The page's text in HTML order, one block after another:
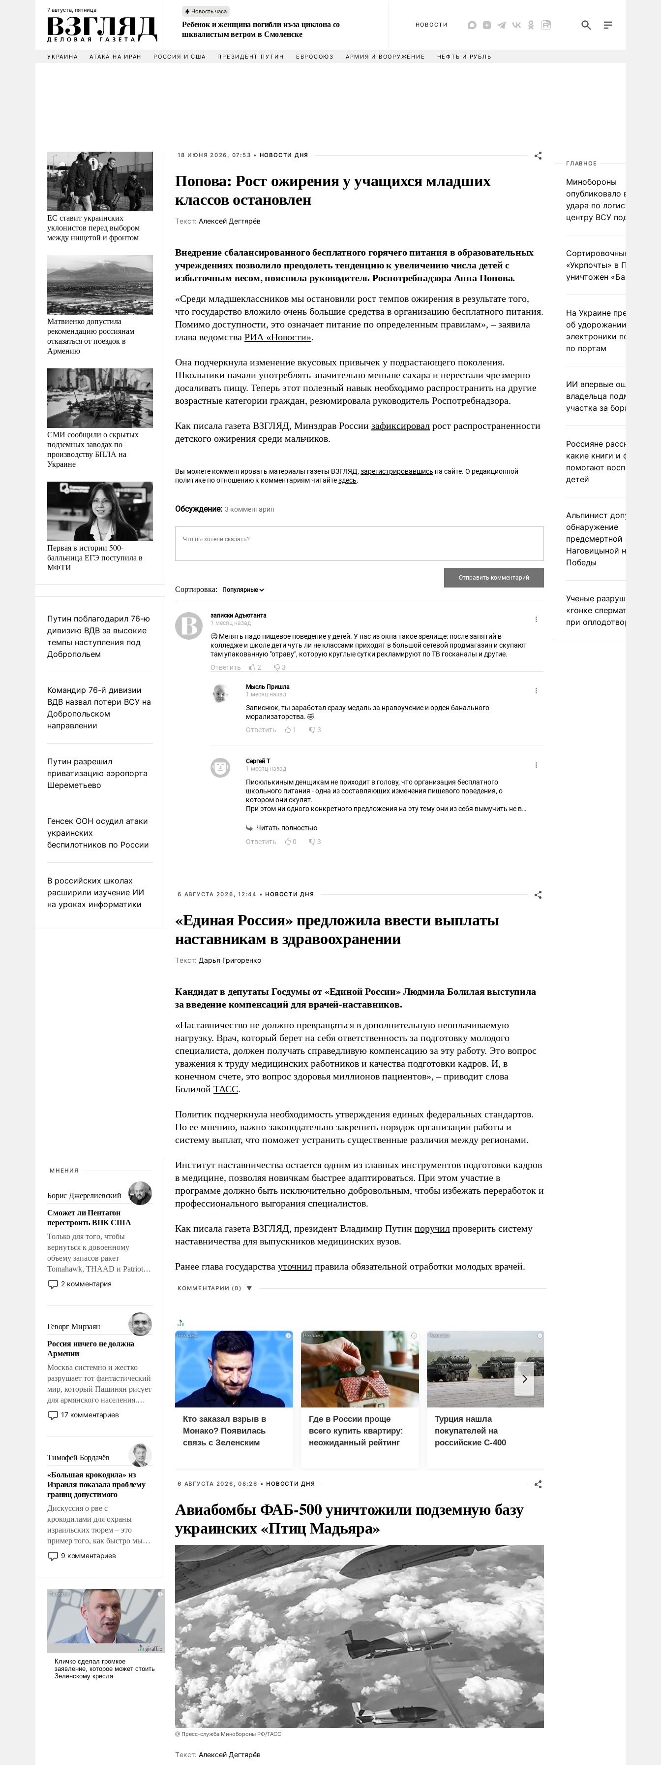
7 августа, пятница Новость часа
Ребенок и женщина погибли из-за циклона со
шквалистым ветром в Смоленске
НОВОСТИ
УКРАИНА АТАКА НА ИРАН РОССИЯ И США ПРЕЗИДЕНТ ПУТИН ЕВРОСОЮЗ АРМИЯ И ВООРУЖЕНИЕ НЕФТЬ И РУБЛЬ
ЕС ставит украинских
уклонистов перед выбором
между нищетой и фронтом
Матвиенко допустила
рекомендацию россиянам
отказаться от поездок в
Армению
СМИ сообщили о скрытых
подземных заводах по
производству БПЛА на
Украине
Первая в истории 500-
балльница ЕГЭ поступила в
МФТИ
Путин поблагодарил 76-ю
дивизию ВДВ за высокие
темпы наступления под
Добропольем
Командир 76-й дивизии
ВДВ назвал потери ВСУ на
Добропольском
направлении
Путин разрешил
приватизацию аэропорта
Шереметьево
Генсек ООН осудил атаки
украинских
беспилотников по России
В российских школах
расширили изучение ИИ
на уроках информатики
МНЕНИЯ
Борис Джерелиевский
Сможет ли Пентагон
перестроить ВПК США
Только для того, чтобы
вернуться к довоенному
объему запасов ракет
Tomahawk, THAAD и Patriot
США потребуется более трех
лет. Даже небольшая война с
Сложившаяся ситуация
означает многолетний период
уязвимости США, например,
перед Китаем.
2 комментария
Геворг Мирзаян
Россия ничего не должна
Армении
Москва системно и жестко
разрушает тот фантастический
мир, который Пашинян рисует
для армянского населения.
Мир, где политические
прожекты будут безусловно
налогоплательщиков и где
Еревану за свои поступки не
нужно отвечать.
17 комментариев
Тимофей Бордачёв
«Большая крокодила» из
Израиля показала проблему
границ допустимого
Дискуссия о рве с
крокодилами для охраны
израильских тюрем – это
пример того, как быстро мы
двигаемся по пути
революционных изменений.
псевдонаучной фантастики,
стало всерьез обсуждаемой
идеей.
9 комментариев
18 ИЮНЯ 2026, 07:53 • НОВОСТИ ДНЯ
Попова: Рост ожирения у учащихся младших
классов остановлен
Tекст: Алексей Дегтярёв
Внедрение сбалансированного бесплатного горячего питания в образовательных
учреждениях позволило преодолеть тенденцию к увеличению числа детей с
избыточным весом, пояснила руководитель Роспотребнадзора Анна Попова.
«Среди младшеклассников мы остановили рост темпов ожирения в результате того,
что государство вложило очень большие средства в организацию бесплатного питания.
Помимо доступности, это означает питание по определенным правилам», – заявила
глава ведомства РИА «Новости».
Она подчеркнула изменение вкусовых привычек у подрастающего поколения.
Школьники начали употреблять значительно меньше сахара и перестали чрезмерно
досаливать пищу. Теперь этот полезный навык необходимо распространить на другие
возрастные категории граждан, резюмировала руководитель Роспотребнадзора.
Как писала газета ВЗГЛЯД, Минздрав России зафиксировал рост распространенности
детского ожирения среди мальчиков.
Вы можете комментировать материалы газеты ВЗГЛЯД, зарегистрировавшись на сайте. О редакционной
политике по отношению к комментариям читайтездесь.
Обсуждение: 3 комментария
Сортировка:
записки Адъютанта
1 месяц назад
🧐 Менять надо пищевое поведение у детей. У нас из окна такое зрелище: после занятий в
колледже и школе дети чуть ли не классами приходят в большой сетевой продмагазин и скупают
там упакованную "отраву", которую круглые сутки рекламируют по ТВ госканалы и другие.
Ответить
2 3
Мысль Пришла
1 месяц назад
Записнюк, ты заработал сразу медаль за нравоучение и орден банального
морализаторства. 🤣
Ответить
1 3
Сергей Т
1 месяц назад
Писюлькиным денщикам не приходит в голову, что организация бесплатного
школьного питания - одна из составляющих изменения пищевого поведения, о
котором они скулят.
При этом ни одного конкретного предложения на эту тему они из себя вымучить не в
Читать полностью
Ответить
0 3
6 АВГУСТА 2026, 12:44 • НОВОСТИ ДНЯ
«Единая Россия» предложила ввести выплаты
наставникам в здравоохранении
Tекст: Дарья Григоренко
Кандидат в депутаты Госдумы от «Единой России» Людмила Болилая выступила
за введение компенсаций для врачей-наставников.
«Наставничество не должно превращаться в дополнительную неоплачиваемую
нагрузку. Врач, который берет на себя ответственность за подготовку молодого
специалиста, должен получать справедливую компенсацию за эту работу. Это вопрос
уважения к труду медицинских работников и качества подготовки кадров. И, в
конечном счете, это вопрос здоровья миллионов пациентов», – приводит слова
Болилой ТАСС.
Политик подчеркнула необходимость утверждения единых федеральных стандартов.
По ее мнению, важно законодательно закрепить порядок организации работы и
систему выплат, что поможет устранить существенные различия между регионами.
Институт наставничества остается одним из главных инструментов подготовки кадров
в медицине, позволяя новичкам быстрее адаптироваться. При этом участие в
программе должно быть исключительно добровольным, чтобы избежать переработок и
профессионального выгорания специалистов.
Как писала газета ВЗГЛЯД, президент Владимир Путин поручил проверить систему
наставничества для выпускников медицинских вузов.
Ранее глава государства уточнил правила обязательной отработки молодых врачей.
КОММЕНТАРИИ (0) ▼
i
Кто заказал взрыв в
Монако? Появилась
связь с Зеленским
i
Где в России проще
всего купить квартиру:
неожиданный рейтинг
i
Турция нашла
покупателей на
российские C-400
6 АВГУСТА 2026, 08:26 • НОВОСТИ ДНЯ
Авиабомбы ФАБ-500 уничтожили подземную базу
украинских «Птиц Мадьяра»
@ Пресс-служба Минобороны РФ/ТАСС
Tекст: Алексей Дегтярёв
ГЛАВНОЕ
Минобороны
опубликовало видео
удара по
центру ВСУ под Киевом
Сортировочный пункт
«Укрпочты» в
уничтожен
На Украине
об удорожании
электроники после
по портам
ИИ впервые
владельца
участка за борщевик
Россияне рассказали,
какие книги и фильмы
помогают воспитывать
детей
Альпинист допустил
обнаружение
предсмертной записки
Наговицыной на пике
Победы
Ученые разрушили миф
«гонке
при оплодотворении